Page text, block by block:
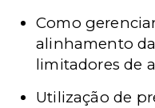
Como
alinhamento
limitadores de
Utilização de